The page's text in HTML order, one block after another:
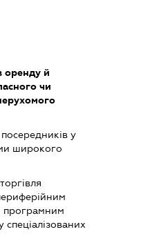
оренду й
чи
у
широкого
програмним
спеціалізованих